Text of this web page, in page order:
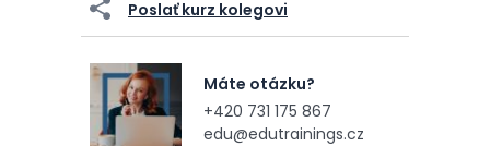
Poslať kurz kolegovi
Máte otázku?
+420 731 175 867
edu@edutrainings.cz